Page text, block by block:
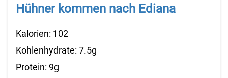
Hühner kommen nach Ediana
Kalorien: 102
Kohlenhydrate: 7.5g
Protein: 9g